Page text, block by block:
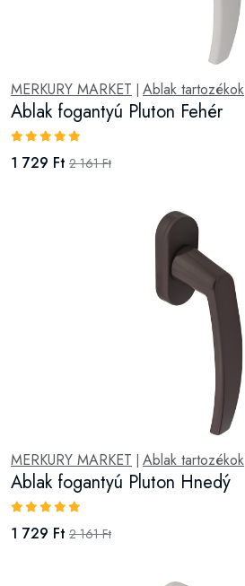
MERKURY MARKET Ablak tartozékok
Ablak fogantyú Pluton Fehér
1 729 Ft 2 161 Ft
MERKURY MARKET Ablak tartozékok
Ablak fogantyú Pluton Hnedý
1 729 Ft 2 161 Ft